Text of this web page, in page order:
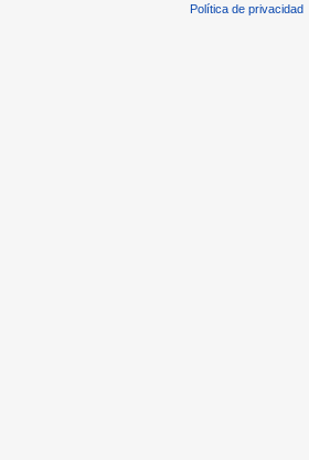
Política de privacidad